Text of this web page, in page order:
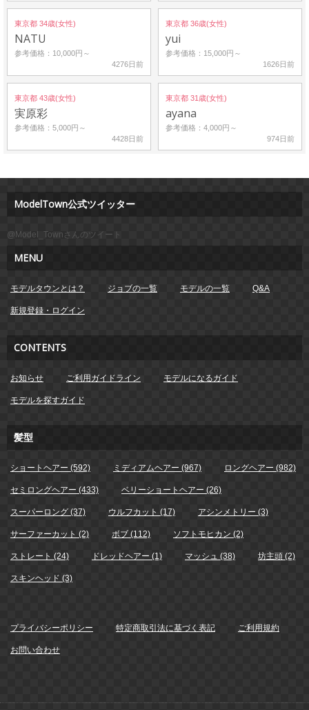
東京都 34歳(女性)
NATU
参考価格：10,000円～
4276日前
東京都 36歳(女性)
yui
参考価格：15,000円～
1626日前
東京都 43歳(女性)
実原彩
参考価格：5,000円～
4428日前
東京都 31歳(女性)
ayana
参考価格：4,000円～
974日前
ModelTown公式ツイッター
@Model_Townさんのツイート
MENU
モデルタウンとは？ ジョブの一覧 モデルの一覧 Q&A
新規登録・ログイン
CONTENTS
お知らせ ご利用ガイドライン モデルになるガイド
モデルを探すガイド
髪型
ショートヘアー (592) ミディアムヘアー (967) ロングヘアー (982)
セミロングヘアー (433) ベリーショートヘアー (26)
スーパーロング (37) ウルフカット (17) アシンメトリー (3)
サーファーカット (2) ボブ (112) ソフトモヒカン (2)
ストレート (24) ドレッドヘアー (1) マッシュ (38) 坊主頭 (2)
スキンヘッド (3)
プライバシーポリシー 特定商取引法に基づく表記 ご利用規約
お問い合わせ